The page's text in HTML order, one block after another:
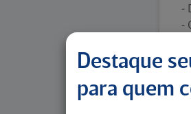
-
-
-
Destaque
para quem